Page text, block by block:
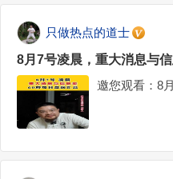
只做热点的道士
8月7号凌晨，重大消息与
邀您观看：8